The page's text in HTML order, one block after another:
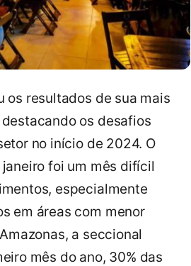
os resultados de sua mais
os desafios
no início de 2024. O
foi um mês difícil
especialmente
em áreas com menor
a seccional
mês do ano, 30% das